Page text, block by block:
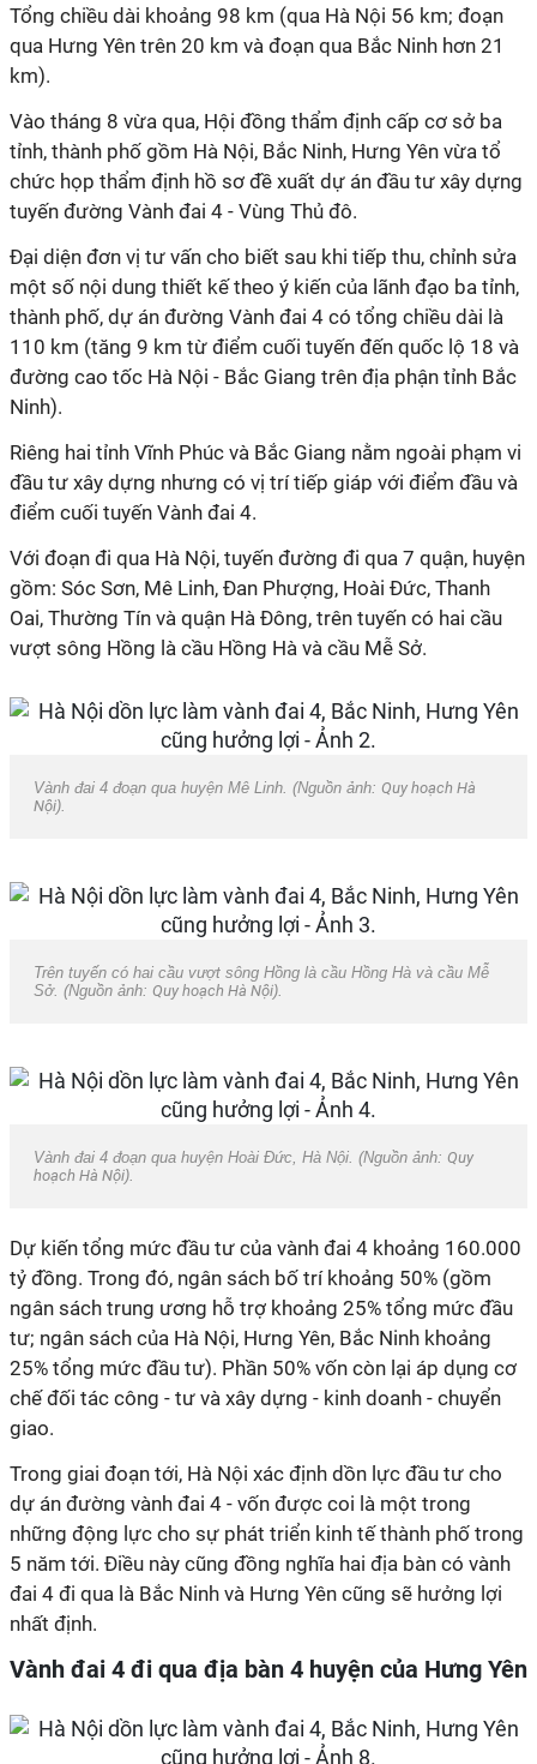
Tổng chiều dài khoảng 98 km (qua Hà Nội 56 km; đoạn
qua Hưng Yên trên 20 km và đoạn qua Bắc Ninh hơn 21
km).
Vào tháng 8 vừa qua, Hội đồng thẩm định cấp cơ sở ba
tỉnh, thành phố gồm Hà Nội, Bắc Ninh, Hưng Yên vừa tổ
chức họp thẩm định hồ sơ đề xuất dự án đầu tư xây dựng
tuyến đường Vành đai 4 - Vùng Thủ đô.
Đại diện đơn vị tư vấn cho biết sau khi tiếp thu, chỉnh sửa
một số nội dung thiết kế theo ý kiến của lãnh đạo ba tỉnh,
thành phố, dự án đường Vành đai 4 có tổng chiều dài là
110 km (tăng 9 km từ điểm cuối tuyến đến quốc lộ 18 và
đường cao tốc Hà Nội - Bắc Giang trên địa phận tỉnh Bắc
Ninh).
Riêng hai tỉnh Vĩnh Phúc và Bắc Giang nằm ngoài phạm vi
đầu tư xây dựng nhưng có vị trí tiếp giáp với điểm đầu và
điểm cuối tuyến Vành đai 4.
Với đoạn đi qua Hà Nội, tuyến đường đi qua 7 quận, huyện
gồm: Sóc Sơn, Mê Linh, Đan Phượng, Hoài Đức, Thanh
Oai, Thường Tín và quận Hà Đông, trên tuyến có hai cầu
vượt sông Hồng là cầu Hồng Hà và cầu Mễ Sở.
Vành đai 4 đoạn qua huyện Mê Linh. (Nguồn ảnh: Quy hoạch Hà
Nội).
Trên tuyến có hai cầu vượt sông Hồng là cầu Hồng Hà và cầu Mễ
Sở. (Nguồn ảnh: Quy hoạch Hà Nội).
Vành đai 4 đoạn qua huyện Hoài Đức, Hà Nội. (Nguồn ảnh: Quy
hoạch Hà Nội).
Dự kiến tổng mức đầu tư của vành đai 4 khoảng 160.000
tỷ đồng. Trong đó, ngân sách bố trí khoảng 50% (gồm
ngân sách trung ương hỗ trợ khoảng 25% tổng mức đầu
tư; ngân sách của Hà Nội, Hưng Yên, Bắc Ninh khoảng
25% tổng mức đầu tư). Phần 50% vốn còn lại áp dụng cơ
chế đối tác công - tư và xây dựng - kinh doanh - chuyển
giao.
Trong giai đoạn tới, Hà Nội xác định dồn lực đầu tư cho
dự án đường vành đai 4 - vốn được coi là một trong
những động lực cho sự phát triển kinh tế thành phố trong
5 năm tới. Điều này cũng đồng nghĩa hai địa bàn có vành
đai 4 đi qua là Bắc Ninh và Hưng Yên cũng sẽ hưởng lợi
nhất định.
Vành đai 4 đi qua địa bàn 4 huyện của Hưng Yên